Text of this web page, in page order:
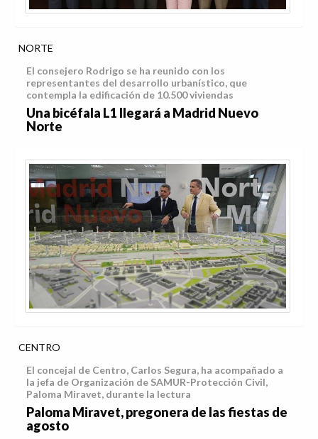
NORTE
El consejero Rodrigo se ha reunido con los
representantes del desarrollo urbanístico, que
contempla la edificación de 10.500 viviendas
Una bicéfala L1 llegará a Madrid Nuevo
Norte
CENTRO
El concejal de Centro, Carlos Segura, ha acompañado a
la jefa de Organización de SAMUR-Protección Civil,
Paloma Miravet, durante la lectura
Paloma Miravet, pregonera de las fiestas de
agosto